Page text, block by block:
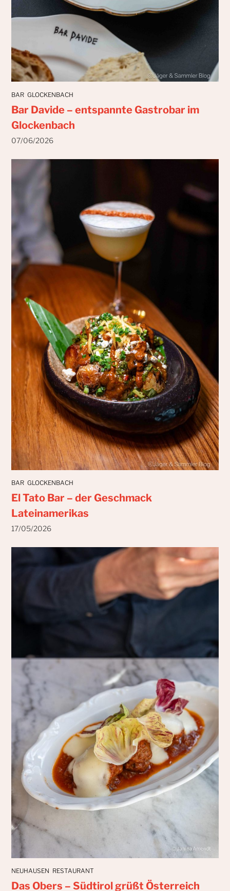
BAR GLOCKENBACH
Bar Davide – entspannte Gastrobar im
Glockenbach
07/06/2026
BAR GLOCKENBACH
El Tato Bar – der Geschmack
Lateinamerikas
17/05/2026
NEUHAUSEN RESTAURANT
Das Obers – Südtirol grüßt Österreich